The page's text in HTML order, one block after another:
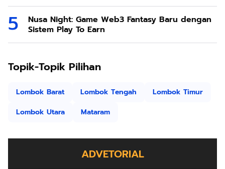
Nusa Night: Game Web3 Fantasy Baru dengan
Sistem Play To Earn
Topik-Topik Pilihan
Lombok Barat Lombok Tengah
Lombok Timur
Lombok Utara
Mataram
ADVETORIAL